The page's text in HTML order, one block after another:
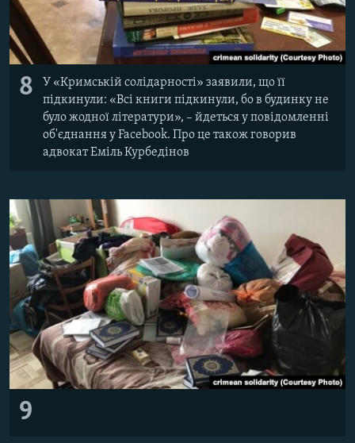
8
У «Кримській солідарності» заявили, що її
підкинули: «Всі книги підкинули, бо в будинку не
було жодної літератури», – йдеться у повідомленні
об'єднання у Facebook. Про це також говорив
адвокат Еміль Курбедінов
9